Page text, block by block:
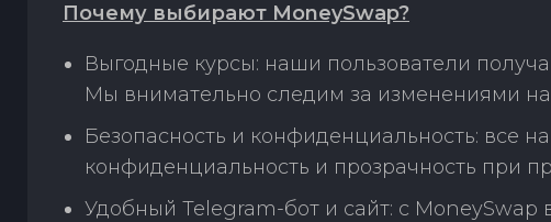
Почему выбирают MoneySwap?
Выгодные курсы: наши пользователи
Мы внимательно следим за изменениями
Безопасность и конфиденциальность:
конфиденциальность и прозрачность при
Удобный Telegram-бот и сайт: с